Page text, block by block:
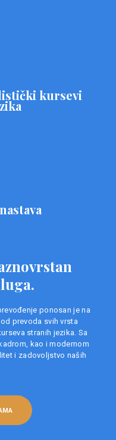
kursevi
ponosan je na
prevoda svih vrsta
stranih jezika. Sa
kao i modernom
i zadovoljstvo naših